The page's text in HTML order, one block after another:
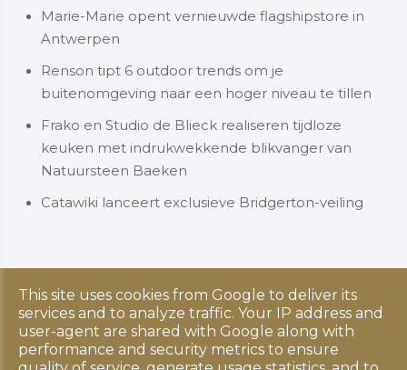
Marie-Marie opent vernieuwde flagshipstore in
Antwerpen
Renson tipt 6 outdoor trends om je
buitenomgeving naar een hoger niveau te tillen
Frako en Studio de Blieck realiseren tijdloze
keuken met indrukwekkende blikvanger van
Natuursteen Baeken
Catawiki lanceert exclusieve Bridgerton-veiling
Copyright © 2026 Luxus Living. All rights reserved.
Privacy & Cookies|UP-TO-DATE WebDesign
This site uses cookies from Google to deliver its
services and to analyze traffic. Your IP address and
user-agent are shared with Google along with
performance and security metrics to ensure